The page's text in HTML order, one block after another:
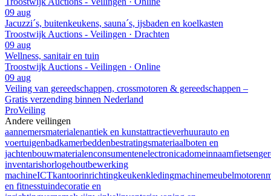
09 aug
Jacuzzi´s, buitenkeukens, sauna´s, ijsbaden en koelkasten
Troostwijk Auctions - Veilingen · Drachten
09 aug
Wellness, sanitair en tuin
Troostwijk Auctions - Veilingen · Online
09 aug
Veiling van gereedschappen, crossmotoren & gereedschappen –
Gratis verzending binnen Nederland
ProVeiling
Andere veilingen
aannemersmaterialenantiek en kunstattractieverhuurauto en
voertuigenbadkamerbeddenbestratingsmateriaalboten en
jachtenbouwmaterialenconsumentenelectronicadomeinnaamfietsen
inventarishorlogehoutbewerking
machineICTkantoorinrichtingkeukenkledingmachinemeubelmotoren
en fitnesstuindecoratie en